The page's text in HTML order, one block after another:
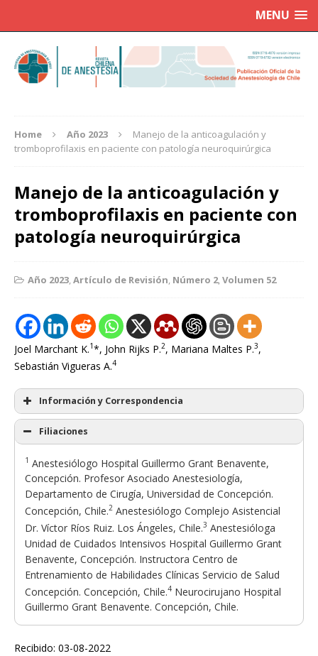
MENU
Home Año 2023
Manejo de la anticoagulación y
tromboprofilaxis en paciente con patología neuroquirúrgica
Manejo de la anticoagulación y
tromboprofilaxis en paciente con
patología neuroquirúrgica
Año 2023,Artículo de Revisión, Número 2,Volumen 52
Joel Marchant K.1*, John Rijks P.2, Mariana Maltes P.3,
Sebastián Vigueras A.4
Información y Correspondencia
Filiaciones
1 Anestesiólogo Hospital Guillermo Grant Benavente,
Concepción. Profesor Asociado Anestesiología,
Departamento de Cirugía, Universidad de Concepción.
Concepción, Chile.2 Anestesiólogo Complejo Asistencial
Dr. Víctor Ríos Ruiz. Los Ángeles, Chile.3 Anestesióloga
Unidad de Cuidados Intensivos Hospital Guillermo Grant
Benavente, Concepción. Instructora Centro de
Entrenamiento de Habilidades Clínicas Servicio de Salud
Concepción. Concepción, Chile.4 Neurocirujano Hospital
Guillermo Grant Benavente. Concepción, Chile.
Recibido: 03-08-2022